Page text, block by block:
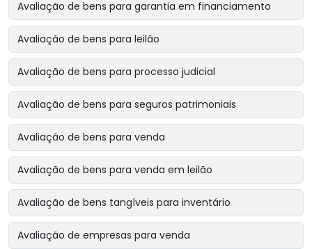
Avaliação de bens para garantia em financiamento
Avaliação de bens para leilão
Avaliação de bens para processo judicial
Avaliação de bens para seguros patrimoniais
Avaliação de bens para venda
Avaliação de bens para venda em leilão
Avaliação de bens tangíveis para inventário
Avaliação de empresas para venda